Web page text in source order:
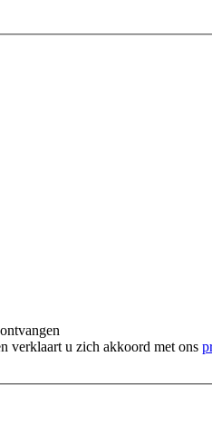
verklaart u zich akkoord met ons